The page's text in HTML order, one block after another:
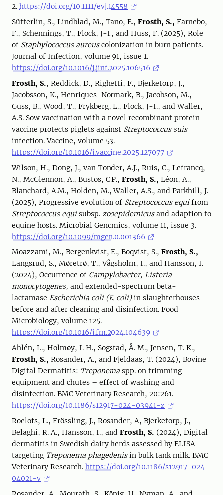
2. https://doi.org/10.1111/evj.14558
Sütterlin, S., Lindblad, M., Tano, E., Frosth, S., Farnebo,
F., Schennings, T., Flock, J-I., and Huss, F. (2025), Role
of Staphylococcus aureuscolonization in burn patients.
Journal of Infection, volume 91, issue 1.
https://doi.org/10.1016/j.jinf.2025.106516
Frosth, S., Reddick, D., Righetti, F., Bjerketorp, J.,
Jacobsson, K., Henriques-Normark, B., Jacobson, M.,
Guss, B., Wood, T., Frykberg, L., Flock, J-I., and Waller,
A.S. Sow vaccination with a novel recombinant protein
vaccine protects piglets against Streptococcus suis
infection. Vaccine, volume 53.
https://doi.org/10.1016/j.vaccine.2025.127077
Wilson, H., Dong, J., van Tonder, A.J., Ruis, C., Lefrancq,
N., McGlennon, A., Bustos, C.P., Frosth, S., Léon, A.,
Blanchard, A.M., Holden, M., Waller, A.S., and Parkhill, J.
(2025), Progressive evolution of Streptococcus equifrom
Streptococcus equisubsp. zooepidemicusand adaption to
equine hosts. Microbial Genomics, volume 11, issue 3.
https://doi.org/10.1099/mgen.0.001366
Moazzami, M., Bergenkvist, E., Boqvist, S., Frosth, S.,
Langsrud, S., Møretrø, T., Vågsholm, I., and Hansson, I.
(2024), Occurrence of Campylobacter, Listeria
monocytogenes, and extended-spectrum beta-
lactamase Escherichia coli (E. coli)in slaughterhouses
before and after cleaning and disinfection. Food
Microbiology, volume 125.
https://doi.org/10.1016/j.fm.2024.104639
Ahlén, L., Holmøy, I. H., Sogstad, Å. M., Jensen, T. K.,
Frosth, S., Rosander, A., and Fjeldaas, T. (2024), Bovine
Digital Dermatitis: Treponema spp. on trimming
equipment and chutes – effect of washing and
disinfection. BMC Veterinary Research, 20:261.
https://doi.org/10.1186/s12917-024-03941-z
Roelofs, L., Frössling, J., Rosander, A, Bjerketorp, J.,
Belaghi, R. A., Hansson, I., and Frosth, S. (2024), Digital
dermatitis in Swedish dairy herds assessed by ELISA
targeting Treponema phagedenisin bulk tank milk. BMC
Veterinary Research. https://doi.org/10.1186/s12917-024-
04021-y